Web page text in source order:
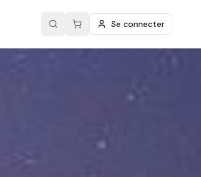
Se connecter